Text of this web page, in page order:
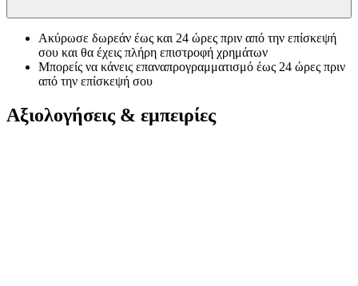
Ακύρωσε δωρεάν έως και 24 ώρες πριν από την επίσκεψή
σου και θα έχεις πλήρη επιστροφή χρημάτων
Μπορείς να κάνεις επαναπρογραμματισμό έως 24 ώρες πριν
από την επίσκεψή σου
Αξιολογήσεις & εμπειρίες